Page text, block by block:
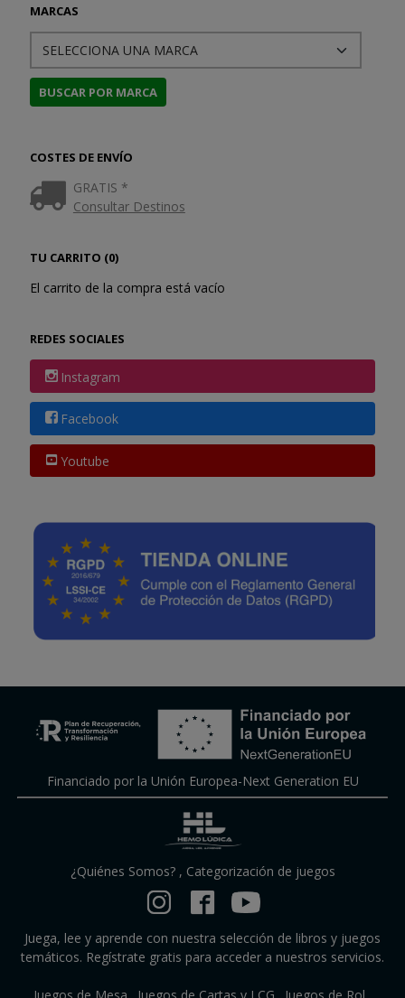
MARCAS
COSTES DE ENVÍO
GRATIS *
Consultar Destinos
TU CARRITO (0)
El carrito de la compra está vacío
REDES SOCIALES
Instagram
Facebook
Youtube
Financiado por la Unión Europea-Next Generation EU
¿Quiénes Somos?, Categorización de juegos
Juega, lee y aprende con nuestra selección de libros y juegos
temáticos. Regístrate gratis para acceder a nuestros servicios.